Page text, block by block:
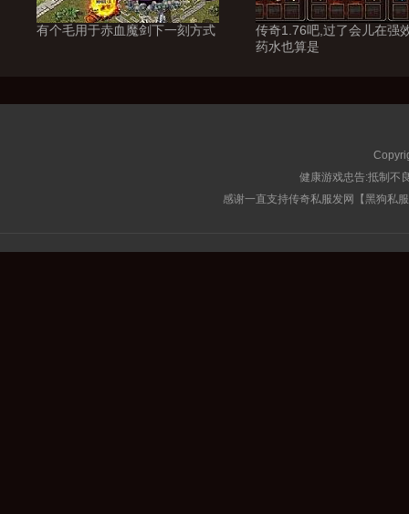
有个毛用于赤血魔剑下一刻方式
传奇1.76吧,过了会儿在强
药水也算是
健康游戏忠告:抵制不
感谢一直支持传奇私服发网【黑狗私